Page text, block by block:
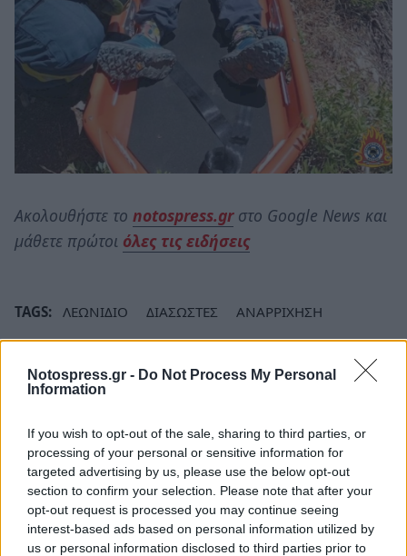
Notospress.gr - Do Not Process My Personal
Information
If you wish to opt-out of the sale, sharing to third parties, or
processing of your personal or sensitive information for
targeted advertising by us, please use the below opt-out
section to confirm your selection. Please note that after your
opt-out request is processed you may continue seeing
interest-based ads based on personal information utilized by
us or personal information disclosed to third parties prior to
Ακολουθήστε το notospress.grστο Google News και
μάθετε πρώτοι όλες τις ειδήσεις
TAGS: ΛΕΩΝΙΔΙΟ ΔΙΑΣΩΣΤΕΣ
ΑΝΑΡΡΙΧΗΣΗ
ΔΙΑΣΩΣΗ
ΠΥΡΟΣΒΕΣΤΙΚΗ
ΤΡΑΥΜΑΤΙΣΜΟΣ
ΤΟΥΡΙΣΤΡΙΑ